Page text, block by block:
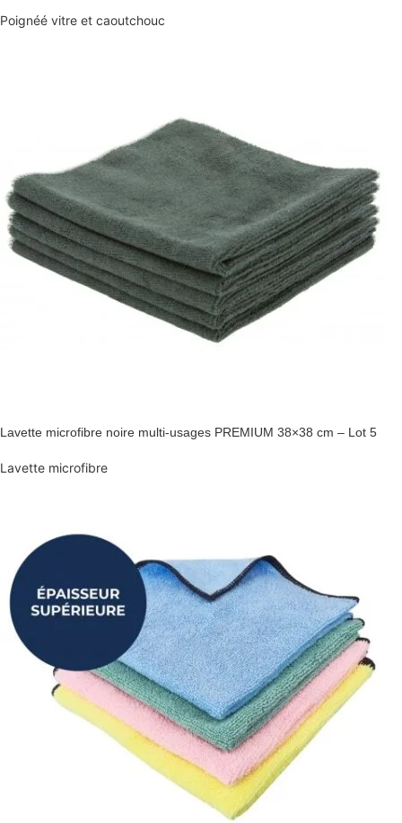
Poignéé vitre et caoutchouc
Lavette microfibre noire multi-usages PREMIUM 38×38 cm – Lot 5
Lavette microfibre